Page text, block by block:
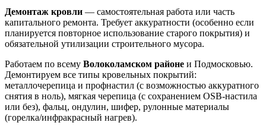
Демонтаж кровли — самостоятельная работа или часть
капитального ремонта. Требует аккуратности (особенно если
планируется повторное использование старого покрытия) и
обязательной утилизации строительного мусора.
Работаем по всему Волоколамском районе и Подмосковью.
Демонтируем все типы кровельных покрытий:
металлочерепица и профнастил (с возможностью аккуратного
снятия в ноль), мягкая черепица (с сохранением OSB-настила
или без), фальц, ондулин, шифер, рулонные материалы
(горелка/инфракрасный нагрев).